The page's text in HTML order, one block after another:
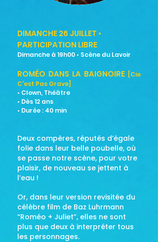
DIMANCHE 26 JUILLET •
PARTICIPATION LIBRE
Dimanche à 19h00 • Scène du Lavoir
ROMÉO DANS LA BAIGNOIRE [Cie
C'est Pas Grave]
• Clown, Théâtre
• Dès 12 ans
• Durée : 40 min
Deux compères, réputés d’égale
folie dans leur belle poubelle, où
se passe notre scène, pour votre
plaisir, de nouveau se jettent à
l’eau !
Or, dans leur version revisitée du
célèbre film de Baz Luhrmann
“Roméo + Juliet”, elles ne sont
plus que deux à interpréter tous
les personnages.